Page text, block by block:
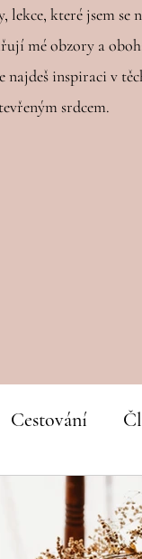
lekce, které jsem se
mé obzory a
najdeš inspiraci v
srdcem.
Cestování